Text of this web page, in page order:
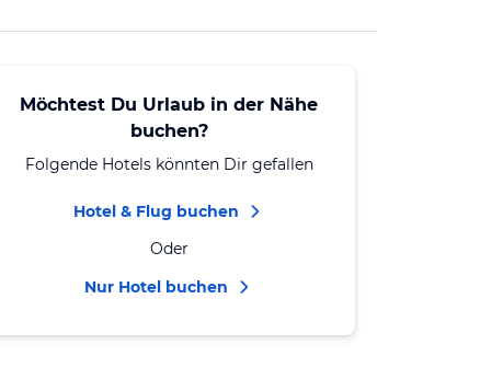
Möchtest Du Urlaub in der Nähe
buchen?
Folgende Hotels könnten Dir gefallen
Hotel & Flug buchen
Oder
Nur Hotel buchen